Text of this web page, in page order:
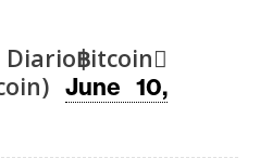
฿itcoin
June 10,